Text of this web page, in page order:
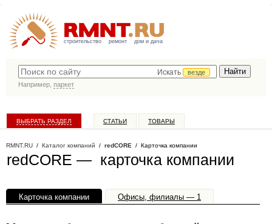
строительство ремонт дом и дача
Искать
везде
Например, паркет
ВЫБРАТЬ РАЗДЕЛ СТАТЬИ ТОВАРЫ
RMNT.RU / Каталог компаний / redCORE / Карточка компании
redCORE — карточка компании
Карточка компании Офисы, филиалы — 1